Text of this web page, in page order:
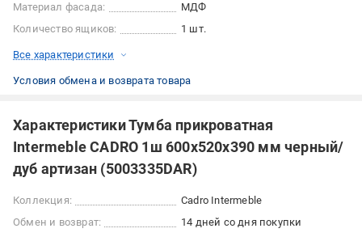
Материал фасада:
МДФ
Количество ящиков:
1 шт.
Все характеристики
Условия обмена и возврата товара
Характеристики Тумба прикроватная
Intermeble CADRO 1ш 600x520x390 мм черный/
дуб артизан (5003335DAR)
Коллекция:
Cadro Intermeble
Обмен и возврат:
14 дней со дня покупки